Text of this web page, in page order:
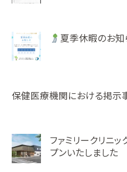
夏季休暇のお知
保健医療機関における掲示
ファミリークリニ
プンいたしました